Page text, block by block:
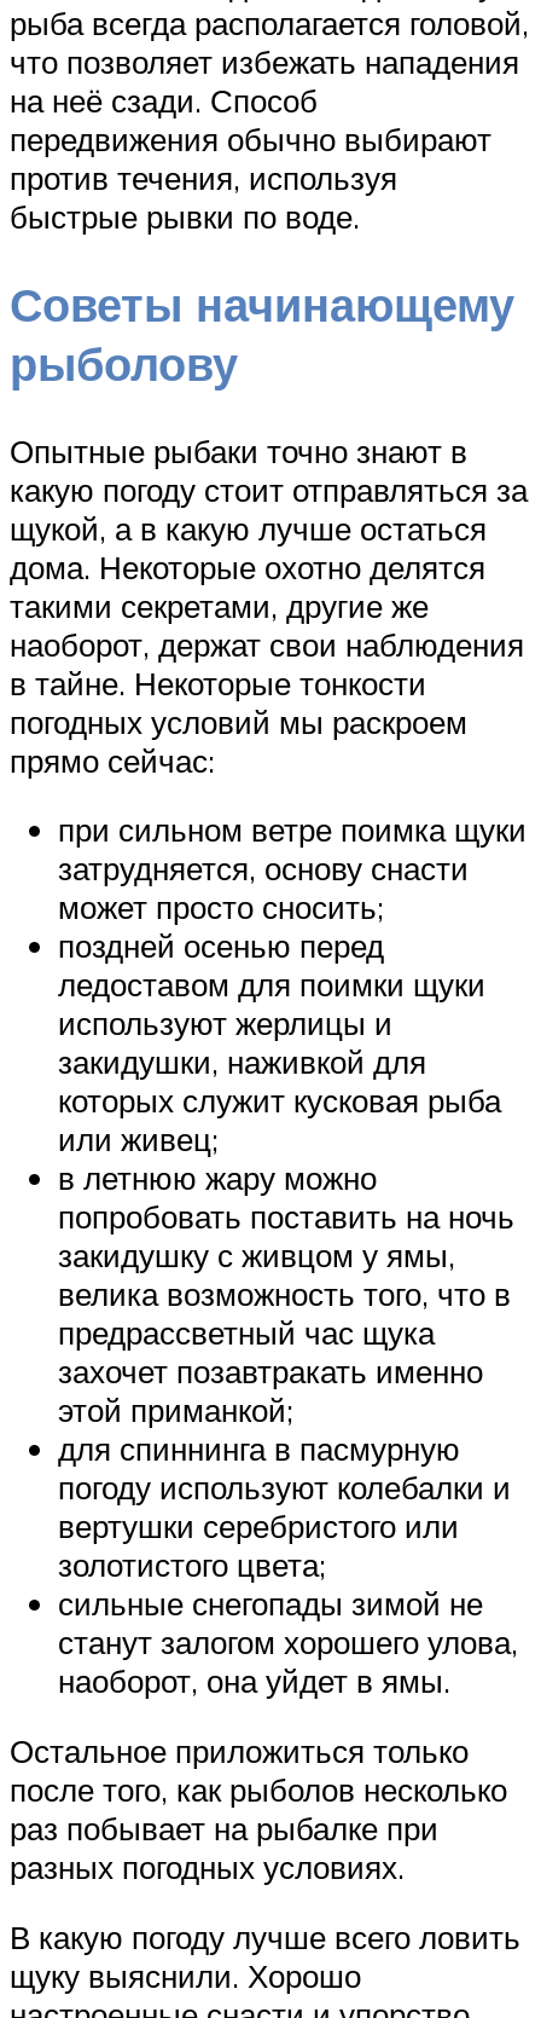
рыба всегда располагается головой,
что позволяет избежать нападения
на неё сзади. Способ
передвижения обычно выбирают
против течения, используя
быстрые рывки по воде.
Советы начинающему
рыболову
Опытные рыбаки точно знают в
какую погоду стоит отправляться за
щукой, а в какую лучше остаться
дома. Некоторые охотно делятся
такими секретами, другие же
наоборот, держат свои наблюдения
в тайне. Некоторые тонкости
погодных условий мы раскроем
прямо сейчас:
при сильном ветре поимка щуки
затрудняется, основу снасти
может просто сносить;
поздней осенью перед
ледоставом для поимки щуки
используют жерлицы и
закидушки, наживкой для
которых служит кусковая рыба
или живец;
в летнюю жару можно
попробовать поставить на ночь
закидушку с живцом у ямы,
велика возможность того, что в
предрассветный час щука
захочет позавтракать именно
этой приманкой;
для спиннинга в пасмурную
погоду используют колебалки и
вертушки серебристого или
золотистого цвета;
сильные снегопады зимой не
станут залогом хорошего улова,
наоборот, она уйдет в ямы.
Остальное приложиться только
после того, как рыболов несколько
раз побывает на рыбалке при
разных погодных условиях.
В какую погоду лучше всего ловить
щуку выяснили. Хорошо